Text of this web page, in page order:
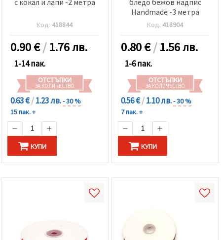
"бисквитки"
"Запази"
всички
Настройки
на
бисквитките
Код: 418844
0.90€/1.76 лв.
1-14 пак.
ОТСТЪПКИ
ЗА КОЛИЧЕСТВО
0.63 €/1.23 лв.- 30 %
15 пак. +
КУПИ
Handmade -3 метра
Код: 418904
0.80€/1.56 лв.
1-6 пак.
ОТСТЪПКИ
ЗА КОЛИЧЕСТВО
0.56 €/1.10 лв.- 30 %
7 пак. +
КУПИ